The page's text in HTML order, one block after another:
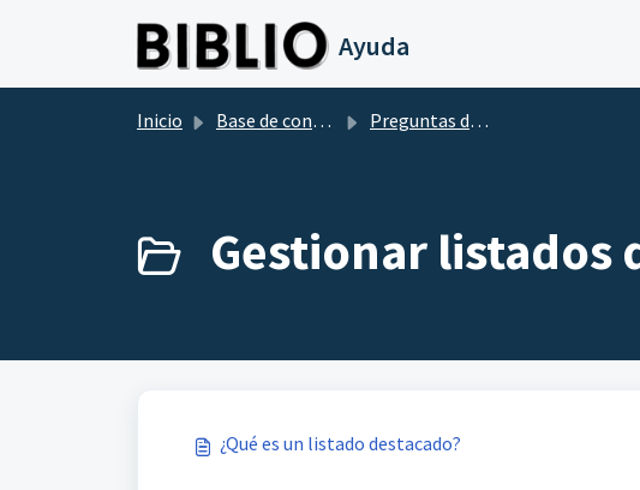
Ayuda
Inicio Base de conocimientos Preguntas de los libreros
Gestionar listados
¿Qué es un listado destacado?